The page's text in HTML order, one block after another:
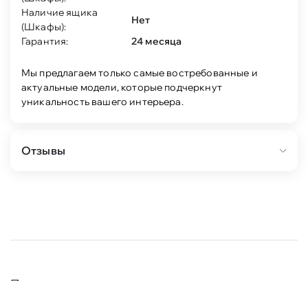
Наличие ящика
(Шкафы):
Нет
Гарантия:
24 месяца
Мы предлагаем только самые востребованные и
актуальные модели, которые подчеркнут
уникальность вашего интерьера.
Отзывы